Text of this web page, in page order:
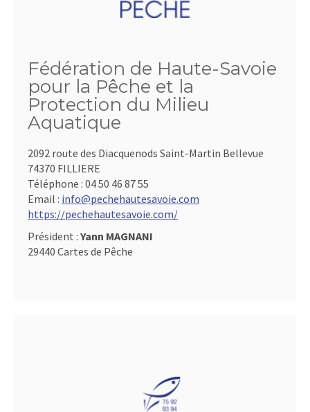
Fédération de Haute-Savoie
pour la Pêche et la
Protection du Milieu
Aquatique
2092 route des Diacquenods Saint-Martin Bellevue
74370 FILLIERE
Téléphone : 04 50 46 87 55
Email : info@pechehautesavoie.com
https://pechehautesavoie.com/
Président : Yann MAGNANI
29440 Cartes de Pêche